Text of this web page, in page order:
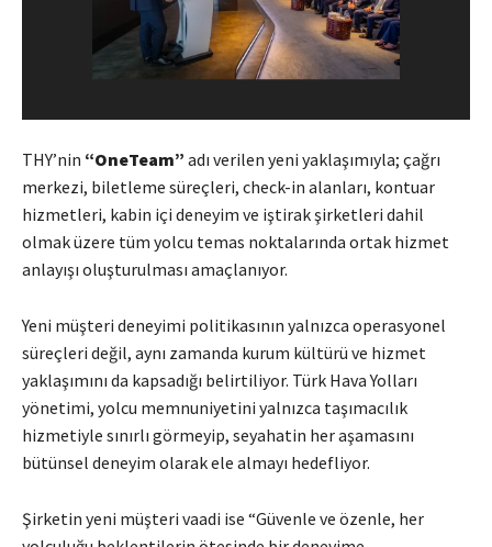
THY’nin “OneTeam” adı verilen yeni yaklaşımıyla; çağrı
merkezi, biletleme süreçleri, check-in alanları, kontuar
hizmetleri, kabin içi deneyim ve iştirak şirketleri dahil
olmak üzere tüm yolcu temas noktalarında ortak hizmet
anlayışı oluşturulması amaçlanıyor.
Yeni müşteri deneyimi politikasının yalnızca operasyonel
süreçleri değil, aynı zamanda kurum kültürü ve hizmet
yaklaşımını da kapsadığı belirtiliyor. Türk Hava Yolları
yönetimi, yolcu memnuniyetini yalnızca taşımacılık
hizmetiyle sınırlı görmeyip, seyahatin her aşamasını
bütünsel deneyim olarak ele almayı hedefliyor.
Şirketin yeni müşteri vaadi ise “Güvenle ve özenle, her